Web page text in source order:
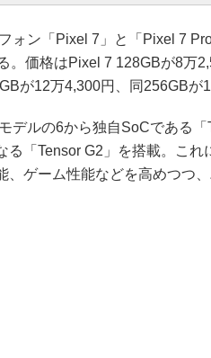
ン「Pixel 7」と「Pixel 7 Pro
。価格はPixel 7 128GBが8万
が12万4,300円、同256GBが
デルの6から独自SoCである「
る「Tensor G2」を搭載。こ
、ゲーム性能などを高めつつ